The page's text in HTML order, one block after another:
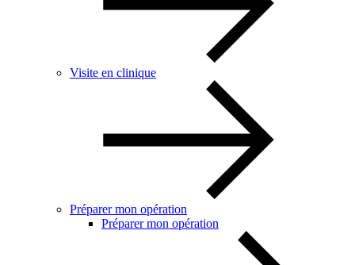
Visite en clinique
Préparer mon opération
Préparer mon opération